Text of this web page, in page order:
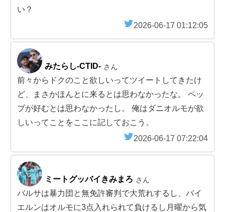
い？
2026-06-17 01:12:05
みたらし-CTID- さん
前々からドクのこと欲しいってツイートしてきたけ
ど、まさかほんとに来るとは思わなかったな。 ペッ
プが好むとは思わなかったし。 俺はダニオルモが欲
しいってことをここに記しておこう。
2026-06-17 07:22:04
ミートグッバイきみまろ さん
バルサは暴力団と無免許審判で大荒れするし、バイ
エルンはオルモに3点入れられて負けるし月曜から気